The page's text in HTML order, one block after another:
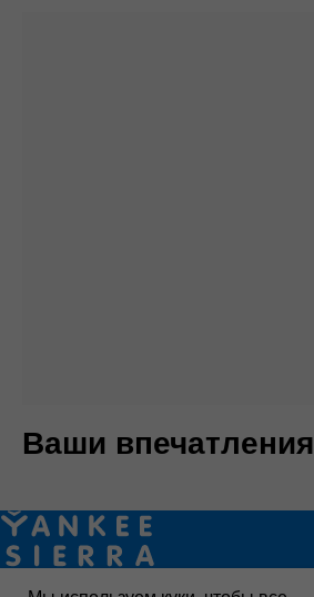
Ваши впечатления